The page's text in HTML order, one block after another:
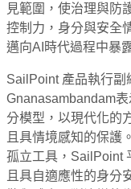
見範圍，使治理與防
控制力，身分與安全
邁向AI時代過程中暴
SailPoint 產品執行副
Gnanasambandam
分模型，以現代化的
且具情境感知的保護
孤立工具，SailPoint
且具自適應性的身分